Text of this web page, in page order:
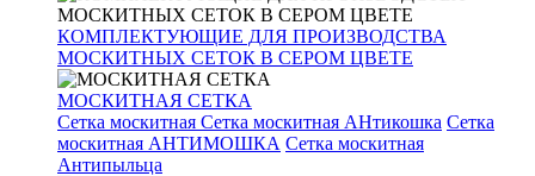
КОМПЛЕКТУЮЩИЕ ДЛЯ ПРОИЗВОДСТВА
МОСКИТНЫХ СЕТОК В СЕРОМ ЦВЕТЕ
МОСКИТНАЯ СЕТКА
Сетка москитная Сетка москитная АНтикошка Сетка
москитная АНТИМОШКА Сетка москитная
Антипыльца